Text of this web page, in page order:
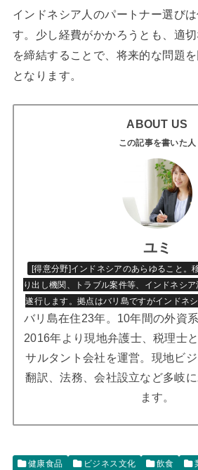
インドネシア人のパートナー選び
す。少し経費がかかろうとも、適
を締結することで、将来的な問題
となります。
ABOUT US
この記事を書いた人
ユミ
[得意分野]インドネシアのあらゆること。
り出し機関、トラブル案件等、インドネシア
遂行します。拠点はバリ島ですがインドネ
バリ島在住23年。10年間の外資
2016年より現地弁護士、税理士
サルタント会社を運営。現地ビジ
翻訳、法務、会社設立など多岐
ます。
健康食品 ビジネス文化 飲食